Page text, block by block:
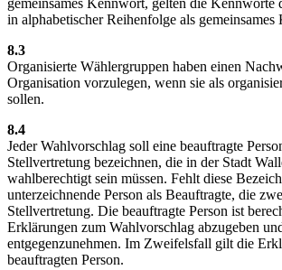
gemeinsames Kennwort, gelten die Kennworte
in alphabetischer Reihenfolge als gemeinsames
8.3
Organisierte Wählergruppen haben einen
Organisation vorzulegen, wenn sie als
sollen.
8.4
Jeder Wahlvorschlag soll eine beauftragte
Stellvertretung bezeichnen, die in der Stadt
wahlberechtigt sein müssen. Fehlt diese
unterzeichnende Person als Beauftragte, die
Stellvertretung. Die beauftragte Person ist
Erklärungen zum Wahlvorschlag abzugeben
entgegenzunehmen. Im Zweifelsfall gilt die
beauftragten Person.